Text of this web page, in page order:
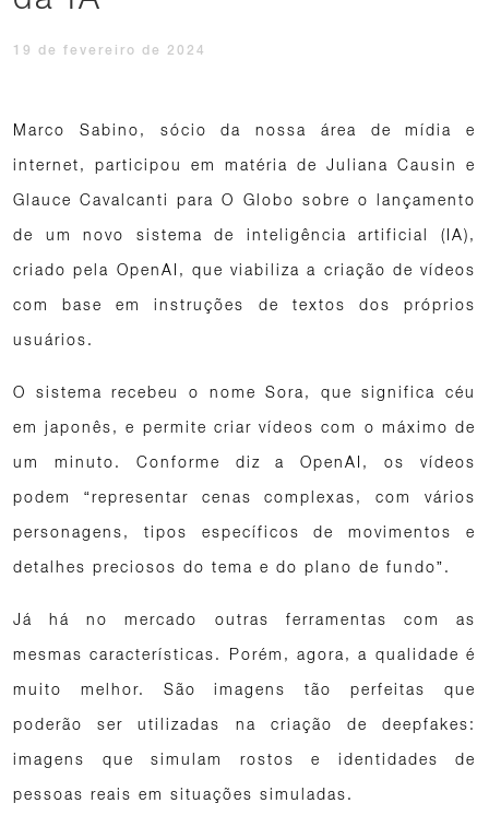
19 de fevereiro de 2024
Marco Sabino, sócio da nossa área de mídia e
internet, participou em matéria de Juliana Causin e
Glauce Cavalcanti para O Globo sobre o lançamento
de um novo sistema de inteligência artificial (IA),
criado pela OpenAI, que viabiliza a criação de vídeos
com base em instruções de textos dos próprios
usuários.
O sistema recebeu o nome Sora, que significa céu
em japonês, e permite criar vídeos com o máximo de
um minuto. Conforme diz a OpenAI, os vídeos
podem “representar cenas complexas, com vários
personagens, tipos específicos de movimentos e
detalhes preciosos do tema e do plano de fundo”.
Já há no mercado outras ferramentas com as
mesmas características. Porém, agora, a qualidade é
muito melhor. São imagens tão perfeitas que
poderão ser utilizadas na criação de deepfakes:
imagens que simulam rostos e identidades de
pessoas reais em situações simuladas.